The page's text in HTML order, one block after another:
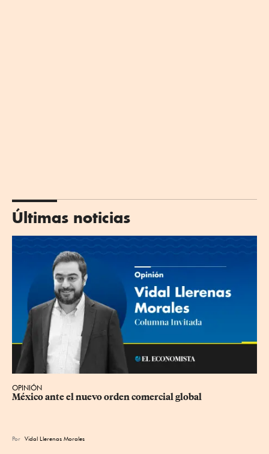
Últimas noticias
OPINIÓN
México ante el nuevo orden comercial global
Por Vidal Llerenas Morales